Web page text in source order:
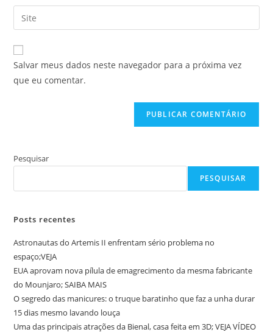
de
usuário
para
comentar
endereço
de
mail
para
comentar
Digite
o
URL
do
site
Salvar meus dados neste navegador para a próxima vez
que eu comentar.
Pesquisar
PESQUISAR
Posts recentes
Astronautas do Artemis II enfrentam sério problema no
espaço;VEJA
EUA aprovam nova pílula de emagrecimento da mesma fabricante
do Mounjaro; SAIBA MAIS
O segredo das manicures: o truque baratinho que faz a unha durar
15 dias mesmo lavando louça
Uma das principais atrações da Bienal, casa feita em 3D; VEJA VÍDEO